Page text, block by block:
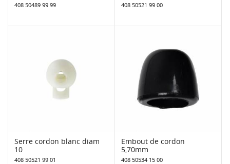
408 50489 99 99 408 50521 99 00
Serre cordon blanc diam
10
408 50521 99 01
Embout de cordon
5,70mm
408 50534 15 00